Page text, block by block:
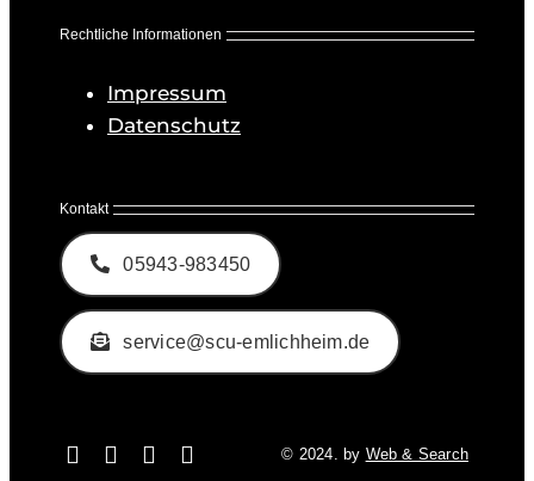
Rechtliche Informationen
Impressum
Datenschutz
Kontakt
05943-983450
service@scu-emlichheim.de
© 2024. by Web & Search